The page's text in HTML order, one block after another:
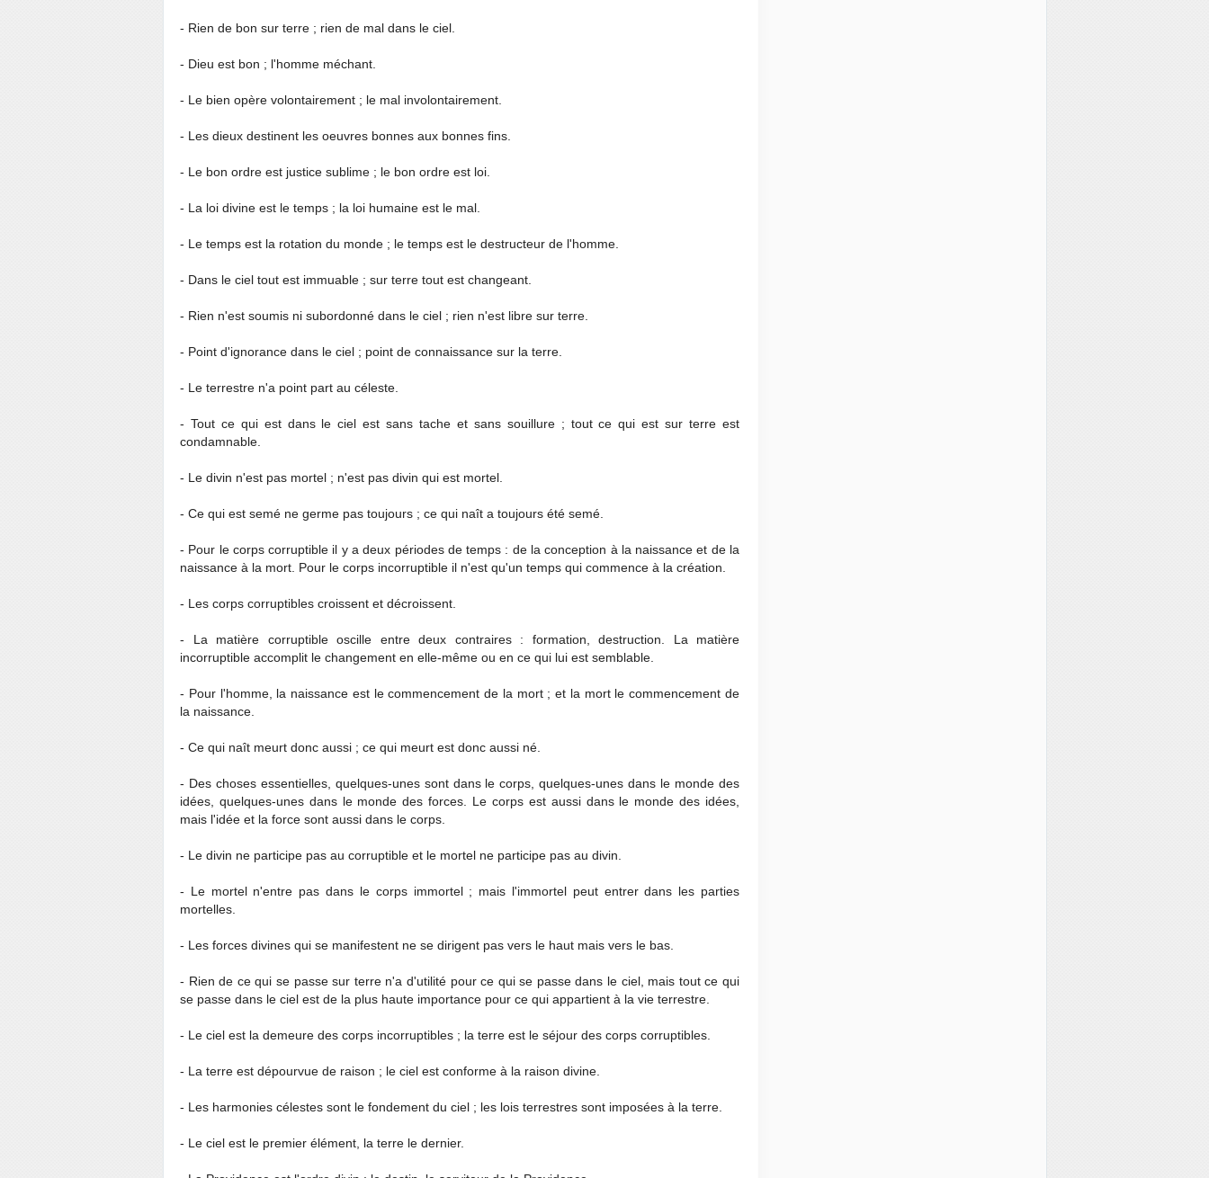
- Rien de bon sur terre ; rien de mal dans le ciel.
- Dieu est bon ; l'homme méchant.
- Le bien opère volontairement ; le mal involontairement.
- Les dieux destinent les oeuvres bonnes aux bonnes fins.
- Le bon ordre est justice sublime ; le bon ordre est loi.
- La loi divine est le temps ; la loi humaine est le mal.
- Le temps est la rotation du monde ; le temps est le destructeur de l'homme.
- Dans le ciel tout est immuable ; sur terre tout est changeant.
- Rien n'est soumis ni subordonné dans le ciel ; rien n'est libre sur terre.
- Point d'ignorance dans le ciel ; point de connaissance sur la terre.
- Le terrestre n'a point part au céleste.
- Tout ce qui est dans le ciel est sans tache et sans souillure ; tout ce qui est sur terre est
condamnable.
- Le divin n'est pas mortel ; n'est pas divin qui est mortel.
- Ce qui est semé ne germe pas toujours ; ce qui naît a toujours été semé.
- Pour le corps corruptible il y a deux périodes de temps : de la conception à la naissance et de la
naissance à la mort. Pour le corps incorruptible il n'est qu'un temps qui commence à la création.
- Les corps corruptibles croissent et décroissent.
- La matière corruptible oscille entre deux contraires : formation, destruction. La matière
incorruptible accomplit le changement en elle-même ou en ce qui lui est semblable.
- Pour l'homme, la naissance est le commencement de la mort ; et la mort le commencement de
la naissance.
- Ce qui naît meurt donc aussi ; ce qui meurt est donc aussi né.
- Des choses essentielles, quelques-unes sont dans le corps, quelques-unes dans le monde des
idées, quelques-unes dans le monde des forces. Le corps est aussi dans le monde des idées,
mais l'idée et la force sont aussi dans le corps.
- Le divin ne participe pas au corruptible et le mortel ne participe pas au divin.
- Le mortel n'entre pas dans le corps immortel ; mais l'immortel peut entrer dans les parties
mortelles.
- Les forces divines qui se manifestent ne se dirigent pas vers le haut mais vers le bas.
- Rien de ce qui se passe sur terre n'a d'utilité pour ce qui se passe dans le ciel, mais tout ce qui
se passe dans le ciel est de la plus haute importance pour ce qui appartient à la vie terrestre.
- Le ciel est la demeure des corps incorruptibles ; la terre est le séjour des corps corruptibles.
- La terre est dépourvue de raison ; le ciel est conforme à la raison divine.
- Les harmonies célestes sont le fondement du ciel ; les lois terrestres sont imposées à la terre.
- Le ciel est le premier élément, la terre le dernier.